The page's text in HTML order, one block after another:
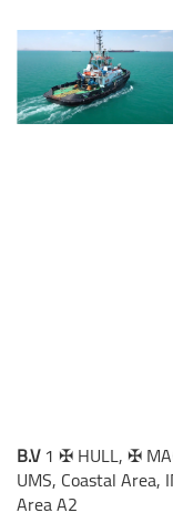
B.V1 ✠HULL,✠
UMS, Coastal Area,
Area A2